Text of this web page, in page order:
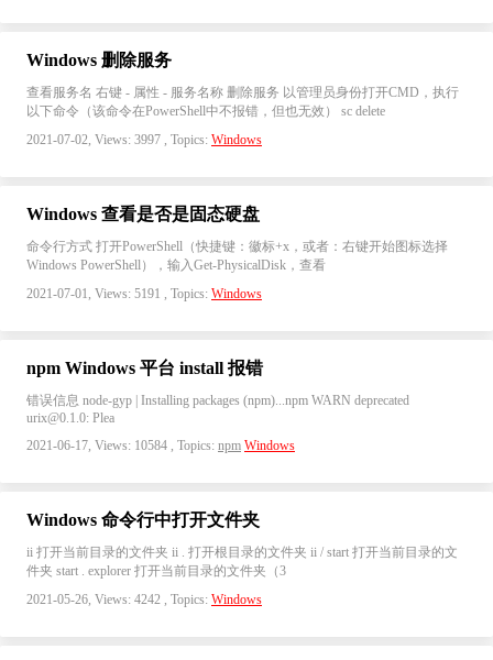
Windows 删除服务
查看服务名 右键 - 属性 - 服务名称 删除服务 以管理员身份打开CMD，执行
以下命令（该命令在PowerShell中不报错，但也无效） sc delete
2021-07-02, Views: 3997 , Topics: Windows
Windows 查看是否是固态硬盘
命令行方式 打开PowerShell（快捷键：徽标+x，或者：右键开始图标选择
Windows PowerShell），输入Get-PhysicalDisk，查看
2021-07-01, Views: 5191 , Topics: Windows
npm Windows 平台 install 报错
错误信息 node-gyp | Installing packages (npm)...npm WARN deprecated
urix@0.1.0: Plea
2021-06-17, Views: 10584 , Topics: npm Windows
Windows 命令行中打开文件夹
ii 打开当前目录的文件夹 ii . 打开根目录的文件夹 ii / start 打开当前目录的文
件夹 start . explorer 打开当前目录的文件夹（3
2021-05-26, Views: 4242 , Topics: Windows